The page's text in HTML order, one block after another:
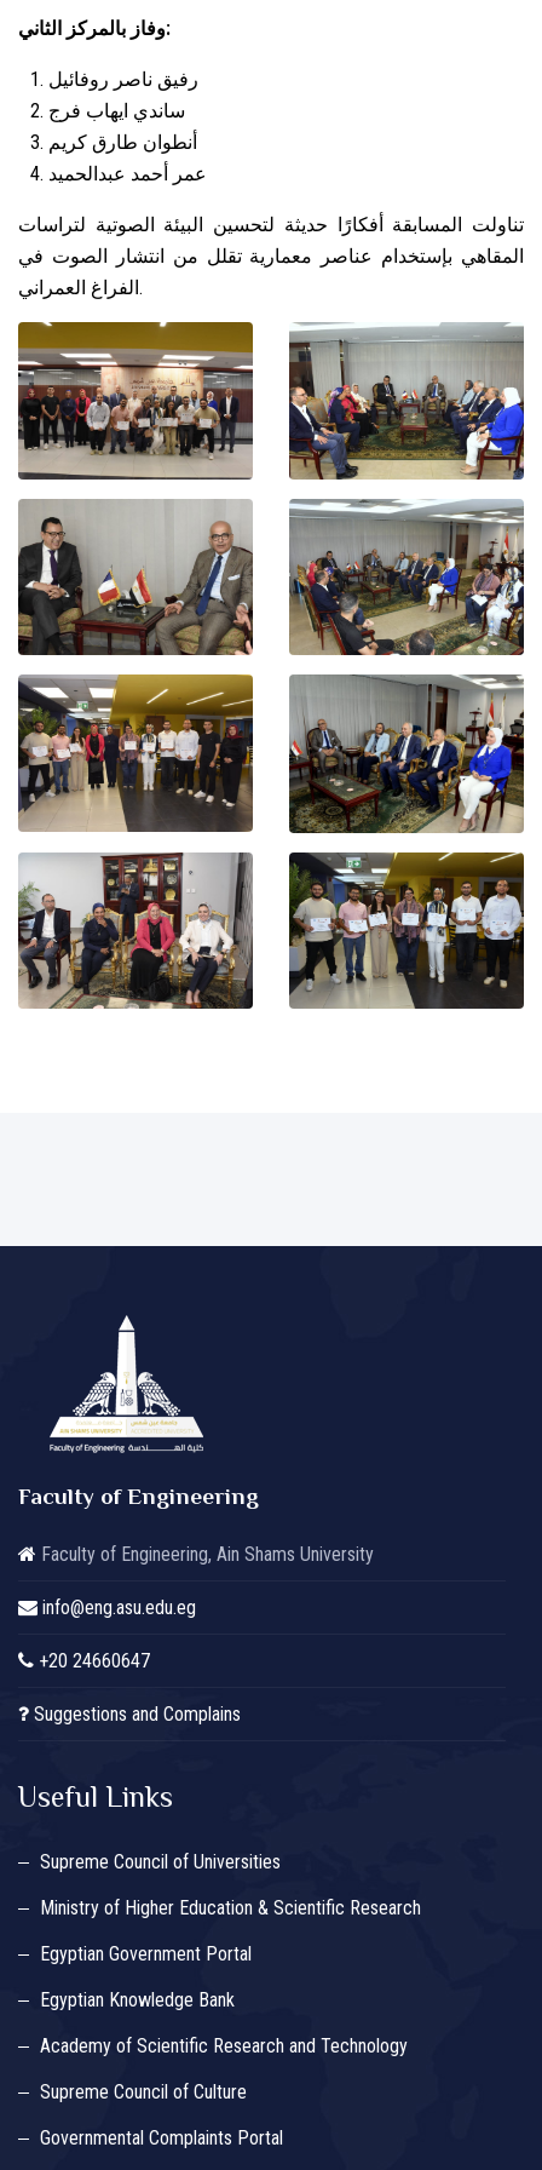
وفاز بالمركز الثاني:
رفيق ناصر روفائيل
ساندي ايهاب فرج
أنطوان طارق كريم
عمر أحمد عبدالحميد
تناولت المسابقة أفكارًا حديثة لتحسين البيئة الصوتية لتراسات
المقاهي بإستخدام عناصر معمارية تقلل من انتشار الصوت في
الفراغ العمراني.
Faculty of Engineering
Faculty of Engineering, Ain Shams University
info@eng.asu.edu.eg
+20 24660647
Suggestions and Complains
Useful Links
Supreme Council of Universities
Ministry of Higher Education & Scientific Research
Egyptian Government Portal
Egyptian Knowledge Bank
Academy of Scientific Research and Technology
Supreme Council of Culture
Governmental Complaints Portal